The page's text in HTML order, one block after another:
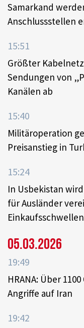
Samarkand
Anschlussstellen
15:51
Größter
Sendungen von
Kanälen ab
15:40
Militäroperation
Preisanstieg in
15:24
In Usbekistan
für Ausländer
05.03.2026
19:49
HRANA: Über
Angriffe auf Iran
19:42